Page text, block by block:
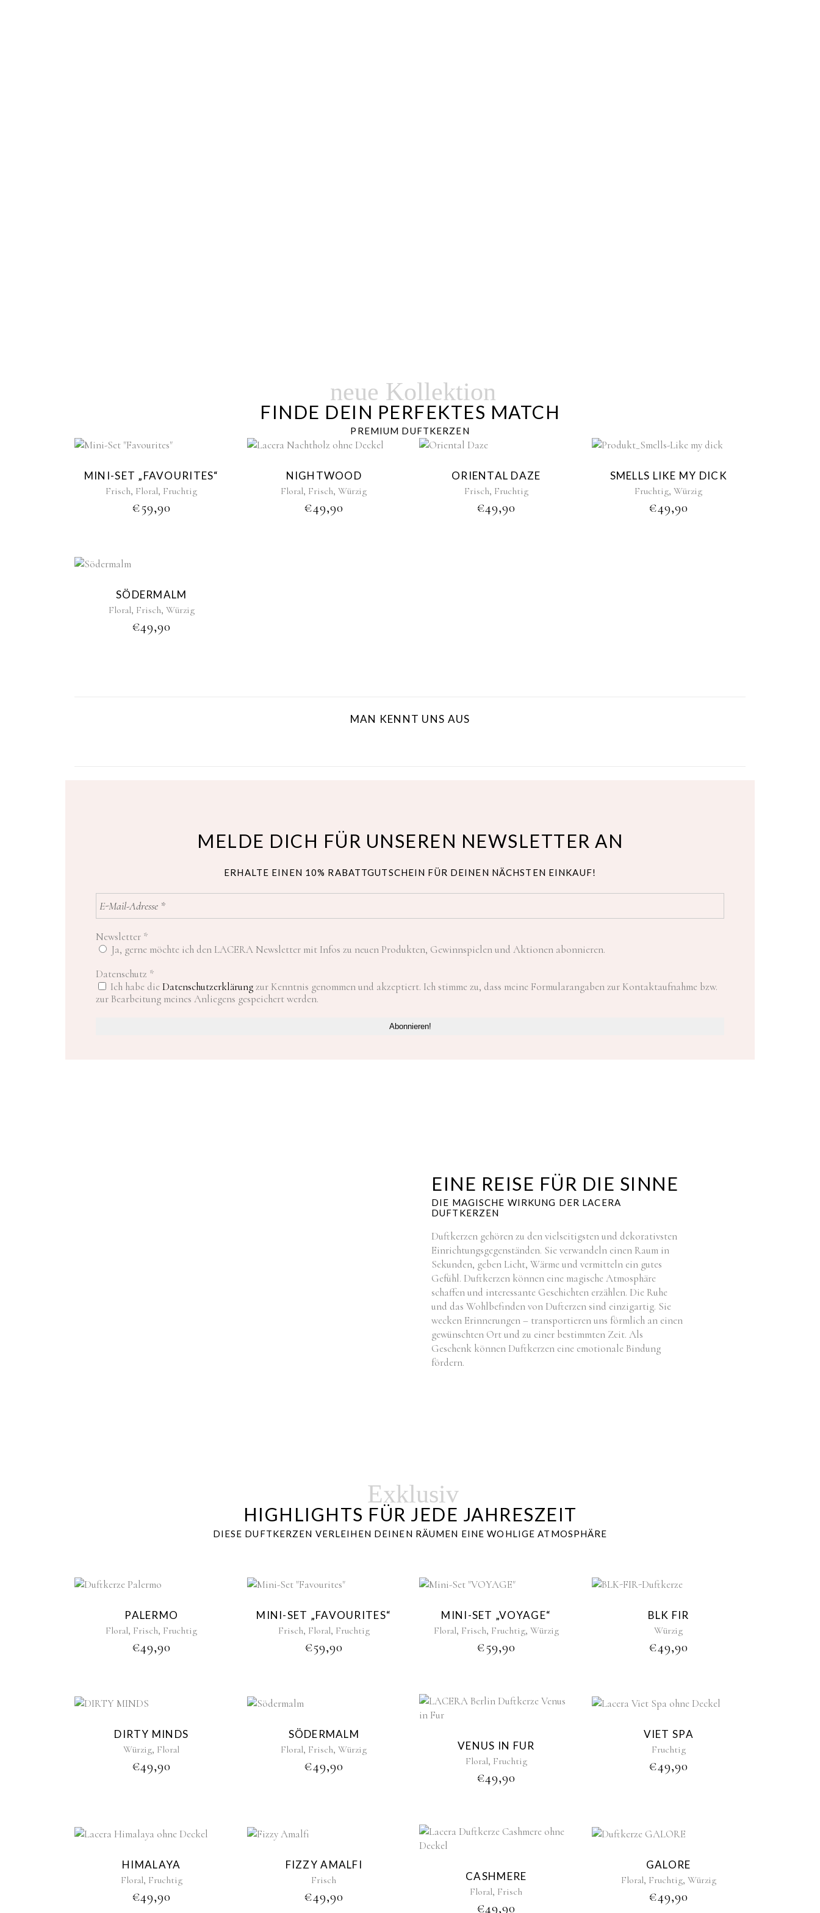
neue Kollektion
FINDE DEIN PERFEKTES MATCH
PREMIUM DUFTKERZEN
MINI-SET „FAVOURITES“
Frisch, Floral, Fruchtig
€59,90
NIGHTWOOD
Floral, Frisch,Würzig
€49,90
ORIENTAL DAZE
Frisch, Fruchtig
€49,90
SMELLS LIKE MY DICK
Fruchtig,Würzig
€49,90
SÖDERMALM
Floral, Frisch, Würzig
€49,90
MAN KENNT UNS AUS
MELDE DICH FÜR UNSEREN NEWSLETTER AN
ERHALTE EINEN 10% RABATTGUTSCHEIN FÜR DEINEN NÄCHSTEN EINKAUF!
Newsletter *
Ja, gerne möchte ich den LACERA Newsletter mit Infos zu neuen Produkten, Gewinnspielen und Aktionen abonnieren.
Datenschutz *
Ich habe die Datenschutzerklärungzur Kenntnis genommen und akzeptiert. Ich stimme zu, dass meine Formularangaben zur Kontaktaufnahme bzw.
zur Bearbeitung meines Anliegens gespeichert werden.
EINE REISE FÜR DIE SINNE
DIE MAGISCHE WIRKUNG DER LACERA
DUFTKERZEN
Duftkerzen gehören zu den vielseitigsten und dekorativsten
Einrichtungsgegenständen. Sie verwandeln einen Raum in
Sekunden, geben Licht, Wärme und vermitteln ein gutes
Gefühl. Duftkerzen können eine magische Atmosphäre
schaffen und interessante Geschichten erzählen. Die Ruhe
und das Wohlbefinden von Dufterzen sind einzigartig. Sie
wecken Erinnerungen – transportieren uns förmlich an einen
gewünschten Ort und zu einer bestimmten Zeit. Als
Geschenk können Duftkerzen eine emotionale Bindung
fördern.
Exklusiv
HIGHLIGHTS FÜR JEDE JAHRESZEIT
DIESE DUFTKERZEN VERLEIHEN DEINEN RÄUMEN EINE WOHLIGE ATMOSPHÄRE
PALERMO
Floral, Frisch, Fruchtig
€49,90
MINI-SET „FAVOURITES“
Frisch, Floral, Fruchtig
€59,90
MINI-SET „VOYAGE“
Floral, Frisch, Fruchtig, Würzig
€59,90
BLK FIR
Würzig
€49,90
DIRTY MINDS
Würzig, Floral
€49,90
SÖDERMALM
Floral, Frisch,Würzig
€49,90
VENUS IN FUR
Floral, Fruchtig
€49,90
VIET SPA
Fruchtig
€49,90
HIMALAYA
Floral, Fruchtig
€49,90
FIZZY AMALFI
Frisch
€49,90
CASHMERE
Floral, Frisch
€49,90
GALORE
Floral, Fruchtig, Würzig
€49,90